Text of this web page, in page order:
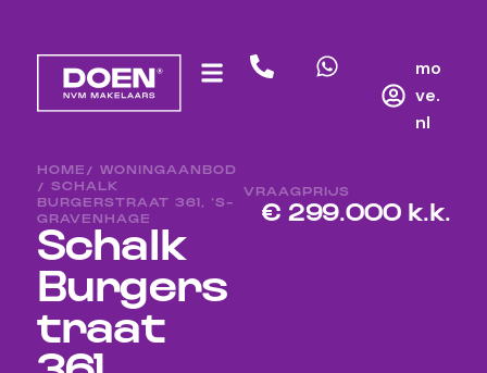
mo
ve.
nl
HOME / WONINGAANBOD
/ SCHALK
BURGERSTRAAT 361, ‘S-
GRAVENHAGE
Schalk
Burgers
traat
VRAAGPRIJS
€ 299.000 k.k.